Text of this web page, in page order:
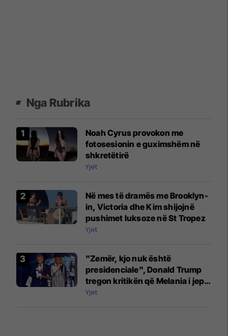
Nga Rubrika
Noah Cyrus provokon me
fotosesionin e guximshëm në
shkretëtirë
Yjet
Në mes të dramës me Brooklyn-
in, Victoria dhe Kim shijojnë
pushimet luksoze në St Tropez
Yjet
"Zemër, kjo nuk është
presidenciale", Donald Trump
tregon kritikën që Melania i jep
për atë që ajo s'e pëlqen te ai
Yjet